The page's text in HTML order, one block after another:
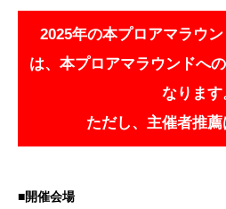
2025年の本プロアマラウ
は、本プロアマラウンドへ
なります
ただし、主催者推薦
■開催会場